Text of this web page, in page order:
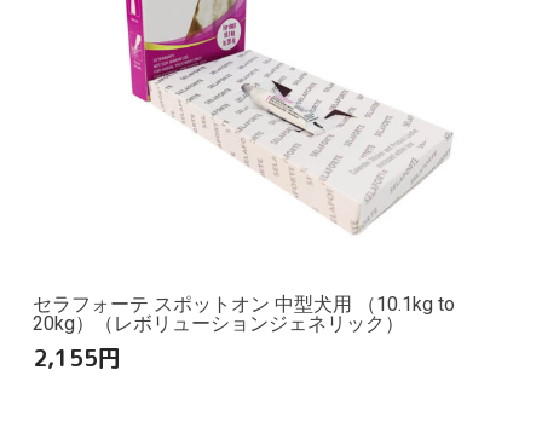
セラフォーテ スポットオン 中型犬用 （10.1kg to
20kg）（レボリューションジェネリック）
2,155円